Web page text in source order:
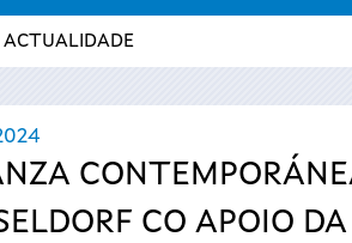
ACTUALIDADE
CO APOIO